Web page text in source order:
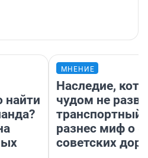
МНЕНИЕ
Наследие,
чудом не
транспортный
разнес миф о
советских